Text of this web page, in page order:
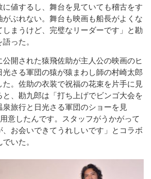
に値するし、舞台を見ていても稽古をす
がぶれない。舞台も映画も船長がよくな
しまうけど、完璧なリーダーです」と勘
った。
開された猿飛佐助が主人公の映画のヒ
光さる軍団の猿が猿まわし師の村崎太郎
た。佐助の衣装で祝福の花束を片手に見
と、勘九郎は「打ち上げでビンゴ大会を
泉旅行と日光さる軍団のショーを見
用意したんです。スタッフがうかがって
、お会いできてうれしいです」とコラボ
いた。